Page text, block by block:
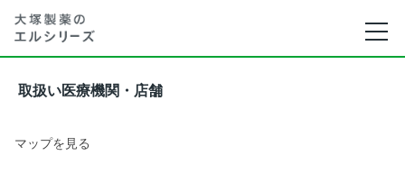
取扱い医療機関・店舗
マップを見る